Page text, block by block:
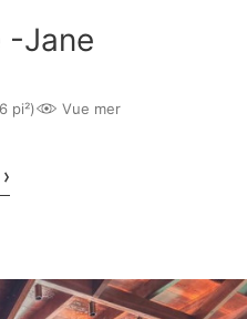
-Jane
pi²) Vue mer